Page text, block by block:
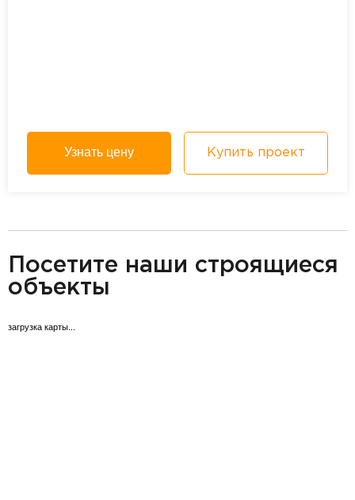
Узнать цену Купить проект
Посетите наши строящиеся
объекты
загрузка карты...